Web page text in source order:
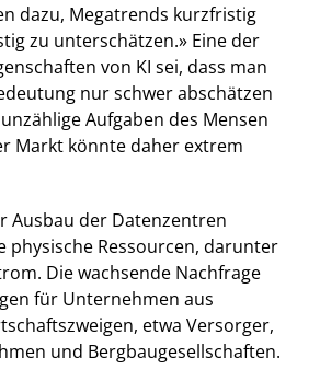
dazu, Megatrends kurzfristig
zu unterschätzen.» Eine der
von KI sei, dass man
nur schwer abschätzen
Aufgaben des Mensen
Markt könnte daher extrem
Ausbau der Datenzentren
physische Ressourcen, darunter
Die wachsende Nachfrage
für Unternehmen aus
etwa Versorger,
und Bergbaugesellschaften.